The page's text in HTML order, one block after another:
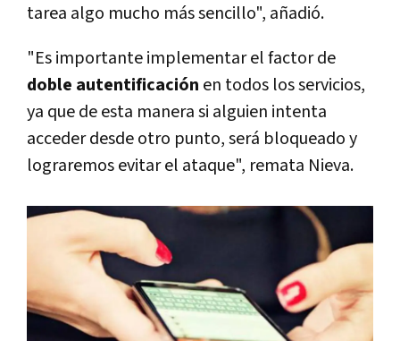
tarea algo mucho más sencillo", añadió.
"Es importante implementar el factor de
doble autentificación en todos los servicios,
ya que de esta manera si alguien intenta
acceder desde otro punto, será bloqueado y
lograremos evitar el ataque", remata Nieva.